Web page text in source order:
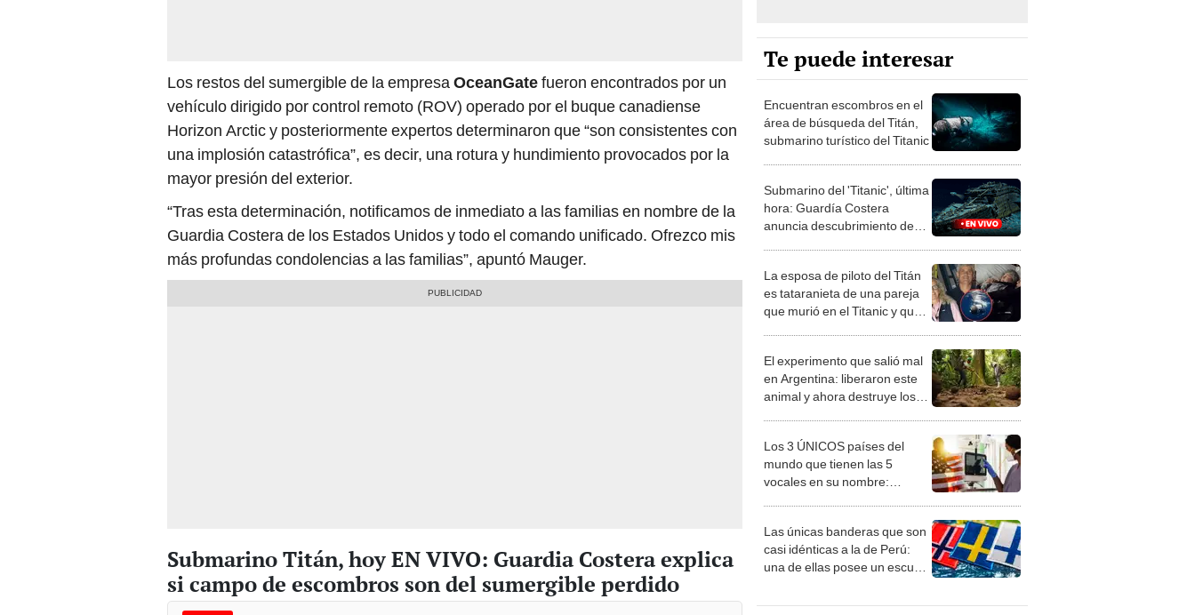
Los restos del sumergible de la empresa OceanGatefueron encontrados por un
vehículo dirigido por control remoto (ROV) operado por el buque canadiense
Horizon Arctic y posteriormente expertos determinaron que “son consistentes con
una implosión catastrófica”, es decir, una rotura y hundimiento provocados por la
mayor presión del exterior.
“Tras esta determinación, notificamos de inmediato a las familias en nombre de la
Guardia Costera de los Estados Unidos y todo el comando unificado. Ofrezco mis
más profundas condolencias a las familias”, apuntó Mauger.
Submarino Titán, hoy EN VIVO: Guardia Costera explica
si campo de escombros son del sumergible perdido
Te puede interesar
Encuentran escombros en el
área de búsqueda del Titán,
submarino turístico del Titanic
Submarino del 'Titanic', última
hora: Guardía Costera
anuncia descubrimiento de
La esposa de piloto del Titán
es tataranieta de una pareja
que murió en el Titanic y que
El experimento que salió mal
en Argentina: liberaron este
animal y ahora destruye los
Los 3 ÚNICOS países del
mundo que tienen las 5
vocales en su nombre:
Las únicas banderas que son
casi idénticas a la de Perú:
una de ellas posee un escudo